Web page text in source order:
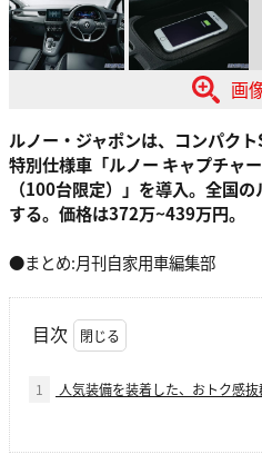
画
ルノー・ジャポンは、コンパクト
特別仕様車「ルノー キャプチャ
（100台限定）」を導入。全国
する。価格は372万~439万円。
●まとめ:月刊自家用車編集部
目次
1 人気装備を装着した、おトク感